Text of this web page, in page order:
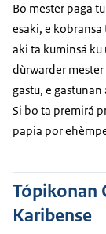
Bo mester paga
esaki, e
aki ta kuminsá
dùrwarder
gastu, e
Si bo ta premirá
papia por
Tópikonan
Karibense